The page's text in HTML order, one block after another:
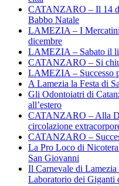
CATANZARO – Il 14
Babbo Natale
LAMEZIA – I Mercatini
dicembre
LAMEZIA – Sabato il
CATANZARO – Si
LAMEZIA – Successo
A Lamezia la Festa di
Gli Odontoiatri di
all’estero
CATANZARO – Alla
circolazione
CATANZARO –
La Pro Loco di
San Giovanni
Il Carnevale di Lamezia
Laboratorio dei Giganti